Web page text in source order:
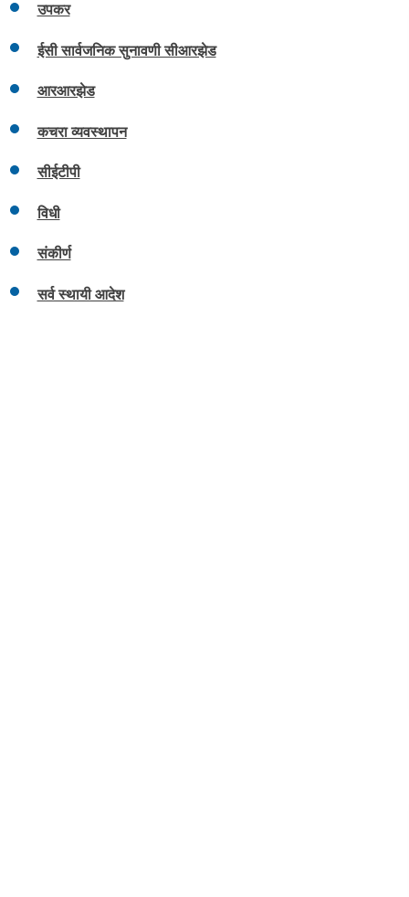
उपकर
ईसी सार्वजनिक सुनावणी सीआरझेड
आरआरझेड
कचरा व्यवस्थापन
सीईटीपी
विधी
संकीर्ण
सर्व स्थायी आदेश